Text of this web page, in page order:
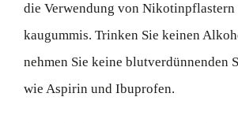
die Verwendung von Nikotinpflastern
kaugummis. Trinken Sie keinen
nehmen Sie keine blutverdünnenden
wie Aspirin und Ibuprofen.